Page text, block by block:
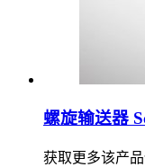
螺旋输送器
获取更多该产